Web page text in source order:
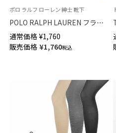
ポロ ラルフ ローレン 紳士 靴下
POLO RALPH LAUREN フラッ
グベア フットカバー オーガニ
ックコットン混 メンズ ソック
ス 02022286
通常価格 ¥1,760
販売価格 ¥1,760税込